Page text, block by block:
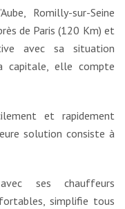
Romilly-sur-Seine
de Paris (120 Km) et
avec sa situation
capitale, elle compte
et rapidement
solution consiste à
ses chauffeurs
simplifie tous